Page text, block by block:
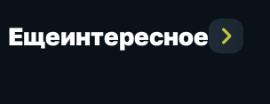
Ещеинтересное